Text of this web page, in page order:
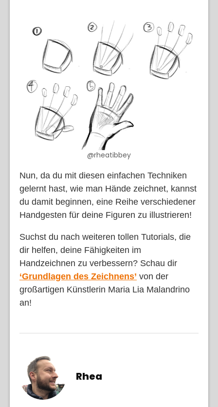
@rheatibbey
Nun, da du mit diesen einfachen Techniken
gelernt hast, wie man Hände zeichnet, kannst
du damit beginnen, eine Reihe verschiedener
Handgesten für deine Figuren zu illustrieren!
Suchst du nach weiteren tollen Tutorials, die
dir helfen, deine Fähigkeiten im
Handzeichnen zu verbessern? Schau dir
‘Grundlagen des Zeichnens’ von der
großartigen Künstlerin Maria Lia Malandrino
an!
Rhea